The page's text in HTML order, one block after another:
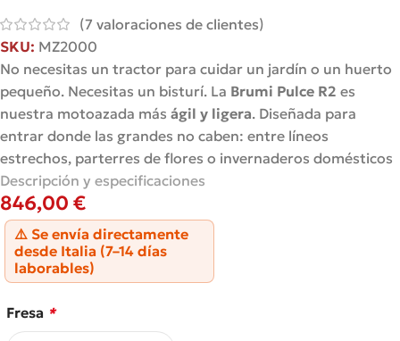
(7 valoraciones de clientes)
SKU: MZ2000
No necesitas un tractor para cuidar un jardín o un huerto
pequeño. Necesitas un bisturí. La Brumi Pulce R2 es
nuestra motoazada más ágil y ligera. Diseñada para
entrar donde las grandes no caben: entre líneos
estrechos, parterres de flores o invernaderos domésticos
Descripción y especificaciones
846,00 €
⚠️ Se envía directamente
desde Italia (7–14 días
laborables)
Fresa *